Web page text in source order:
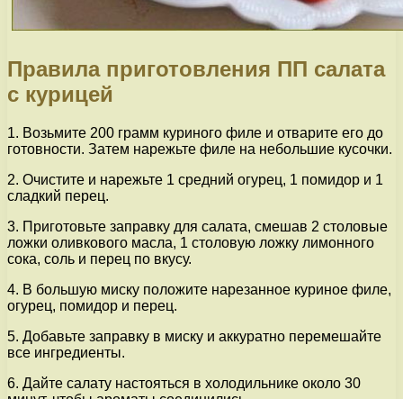
Правила приготовления ПП салата
с курицей
1. Возьмите 200 грамм куриного филе и отварите его до
готовности. Затем нарежьте филе на небольшие кусочки.
2. Очистите и нарежьте 1 средний огурец, 1 помидор и 1
сладкий перец.
3. Приготовьте заправку для салата, смешав 2 столовые
ложки оливкового масла, 1 столовую ложку лимонного
сока, соль и перец по вкусу.
4. В большую миску положите нарезанное куриное филе,
огурец, помидор и перец.
5. Добавьте заправку в миску и аккуратно перемешайте
все ингредиенты.
6. Дайте салату настояться в холодильнике около 30